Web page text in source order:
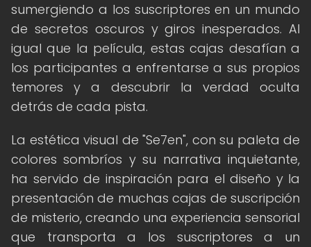
sumergiendo a los suscriptores en un mundo
de secretos oscuros y giros inesperados. Al
igual que la película, estas cajas desafían a
los participantes a enfrentarse a sus propios
temores y a descubrir la verdad oculta
detrás de cada pista.
La estética visual de "Se7en", con su paleta de
colores sombríos y su narrativa inquietante,
ha servido de inspiración para el diseño y la
presentación de muchas cajas de suscripción
de misterio, creando una experiencia sensorial
que transporta a los suscriptores a un